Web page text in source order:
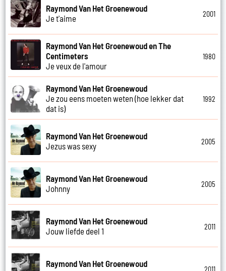
Raymond Van Het Groenewoud
Je t'aime
2001
Raymond Van Het Groenewoud en The
Centimeters
Je veux de l'amour
1980
Raymond Van Het Groenewoud
Je zou eens moeten weten (hoe lekker dat
dat is)
1992
Raymond Van Het Groenewoud
Jezus was sexy
2005
Raymond Van Het Groenewoud
Johnny
2005
Raymond Van Het Groenewoud
Jouw liefde deel 1
2011
Raymond Van Het Groenewoud
2011